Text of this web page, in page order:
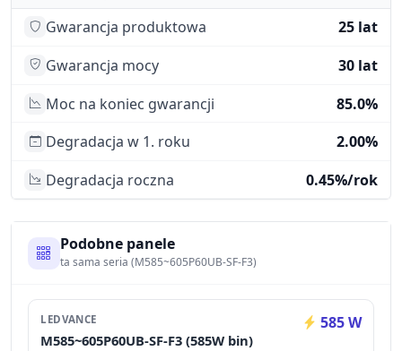
Gwarancja produktowa
25 lat
Gwarancja mocy
30 lat
Moc na koniec gwarancji
85.0%
Degradacja w 1. roku
2.00%
Degradacja roczna
0.45%/rok
Podobne panele
ta sama seria (M585~605P60UB-SF-F3)
LEDVANCE 585 W
M585~605P60UB-SF-F3 (585W bin)